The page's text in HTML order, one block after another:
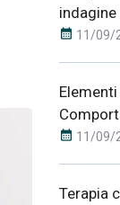
calendar_month 11/09/
calendar_month 11/09/
Terapia